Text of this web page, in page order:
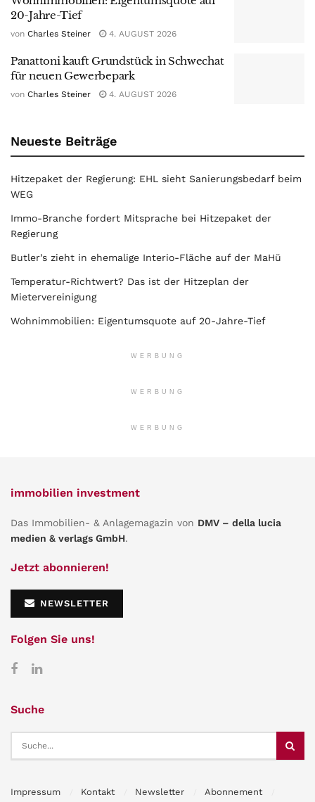
20-Jahre-Tief
von Charles Steiner 4. AUGUST 2026
Panattoni kauft Grundstück in Schwechat
für neuen Gewerbepark
von Charles Steiner 4. AUGUST 2026
Neueste Beiträge
Hitzepaket der Regierung: EHL sieht Sanierungsbedarf beim
WEG
Immo-Branche fordert Mitsprache bei Hitzepaket der
Regierung
Butler’s zieht in ehemalige Interio-Fläche auf der MaHü
Temperatur-Richtwert? Das ist der Hitzeplan der
Mietervereinigung
Wohnimmobilien: Eigentumsquote auf 20-Jahre-Tief
WERBUNG
WERBUNG
WERBUNG
immobilien investment
Das Immobilien- & Anlagemagazin von DMV – della lucia
medien & verlags GmbH.
Jetzt abonnieren!
NEWSLETTER
Folgen Sie uns!
Suche
Impressum Kontakt Newsletter
Abonnement